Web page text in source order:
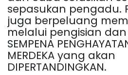
sepasukan pengadu.
juga berpeluang
melalui pengisian dan
SEMPENA
MERDEKA yang akan
DIPERTANDINGKAN.